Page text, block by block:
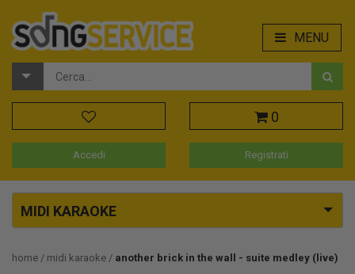
MENU
0
Accedi Registrati
MIDI KARAOKE
home midi karaoke another brick in the wall - suite medley (live)